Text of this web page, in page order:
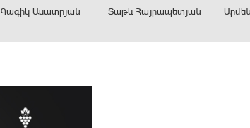
Գագիկ Ասատրյան Տաթև Հայրապետյան